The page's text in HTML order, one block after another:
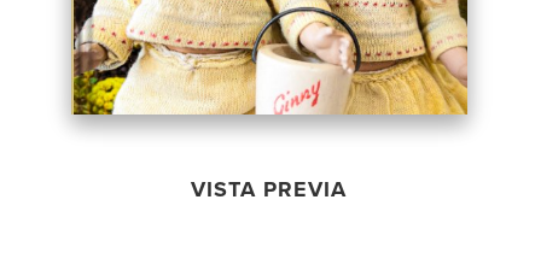
VISTA PREVIA